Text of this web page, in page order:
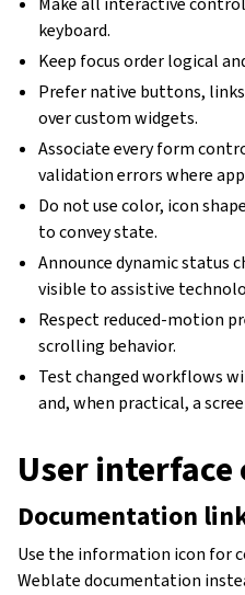
keyboard.
Keep focus order logical
Prefer native buttons,
over custom widgets.
Associate every form
validation errors where
Do not use color, icon
to convey state.
Announce dynamic status
visible to assistive
Respect reduced-motion
scrolling behavior.
Test changed workflows
and, when practical, a
User
Documentation
Use the information icon for
Weblate documentation